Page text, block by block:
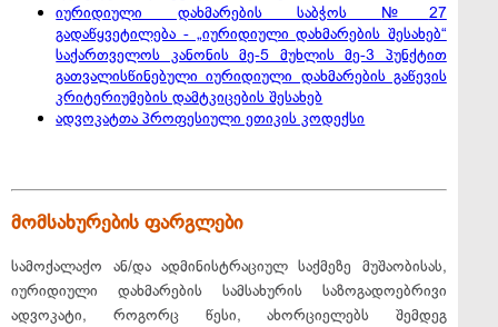
იურიდიული დახმარების საბჭოს № 27
გადაწყვეტილება - „იურიდიული დახმარების შესახებ“
საქართველოს კანონის მე-5 მუხლის მე-3 პუნქტით
გათვალისწინებული იურიდიული დახმარების გაწევის
კრიტერიუმების დამტკიცების შესახებ
ადვოკატთა პროფესიული ეთიკის კოდექსი
მომსახურების ფარგლები
სამოქალაქო ან/და ადმინისტრაციულ საქმეზე მუშაობისას,
იურიდიული დახმარების სამსახურის საზოგადოებრივი
ადვოკატი, როგორც წესი, ახორციელებს შემდეგ